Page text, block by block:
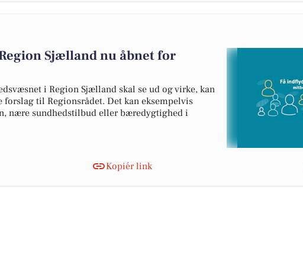
Sjælland nu åbnet for
i Region Sjælland skal se ud og virke, kan
til Regionsrådet. Det kan eksempelvis
nære sundhedstilbud eller bæredygtighed i
Kopiér link